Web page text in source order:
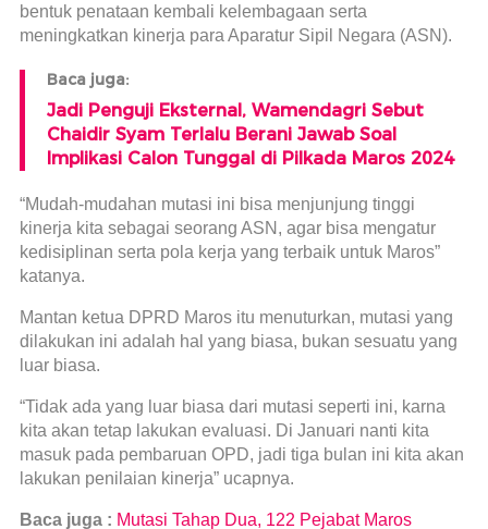
bentuk penataan kembali kelembagaan serta
meningkatkan kinerja para Aparatur Sipil Negara (ASN).
Baca juga:
Jadi Penguji Eksternal, Wamendagri Sebut
Chaidir Syam Terlalu Berani Jawab Soal
Implikasi Calon Tunggal di Pilkada Maros 2024
“Mudah-mudahan mutasi ini bisa menjunjung tinggi
kinerja kita sebagai seorang ASN, agar bisa mengatur
kedisiplinan serta pola kerja yang terbaik untuk Maros”
katanya.
Mantan ketua DPRD Maros itu menuturkan, mutasi yang
dilakukan ini adalah hal yang biasa, bukan sesuatu yang
luar biasa.
“Tidak ada yang luar biasa dari mutasi seperti ini, karna
kita akan tetap lakukan evaluasi. Di Januari nanti kita
masuk pada pembaruan OPD, jadi tiga bulan ini kita akan
lakukan penilaian kinerja” ucapnya.
Baca juga : Mutasi Tahap Dua, 122 Pejabat Maros